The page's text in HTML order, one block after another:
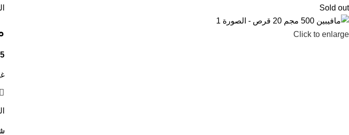
Sold out
Click to enlarge